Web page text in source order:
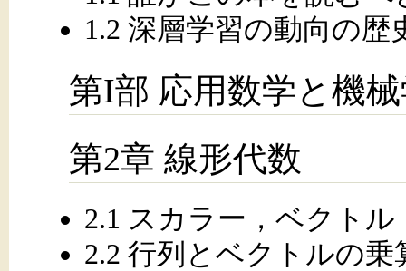
1.2 深層学習の動向の歴
第I部 応用数学と機
第2章 線形代数
2.1 スカラー，ベクト
2.2 行列とベクトルの乗